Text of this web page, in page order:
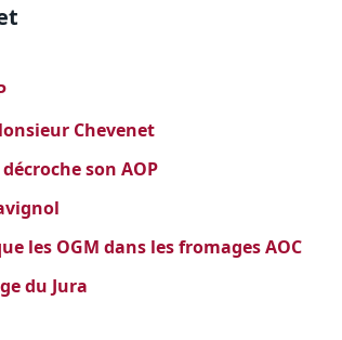
Chevenet
son AOP
les OGM dans les fromages AOC
du Jura